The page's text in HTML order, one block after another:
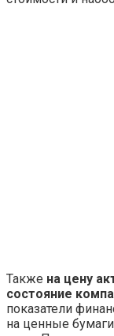
Также на цену
состояние
показатели
на ценные